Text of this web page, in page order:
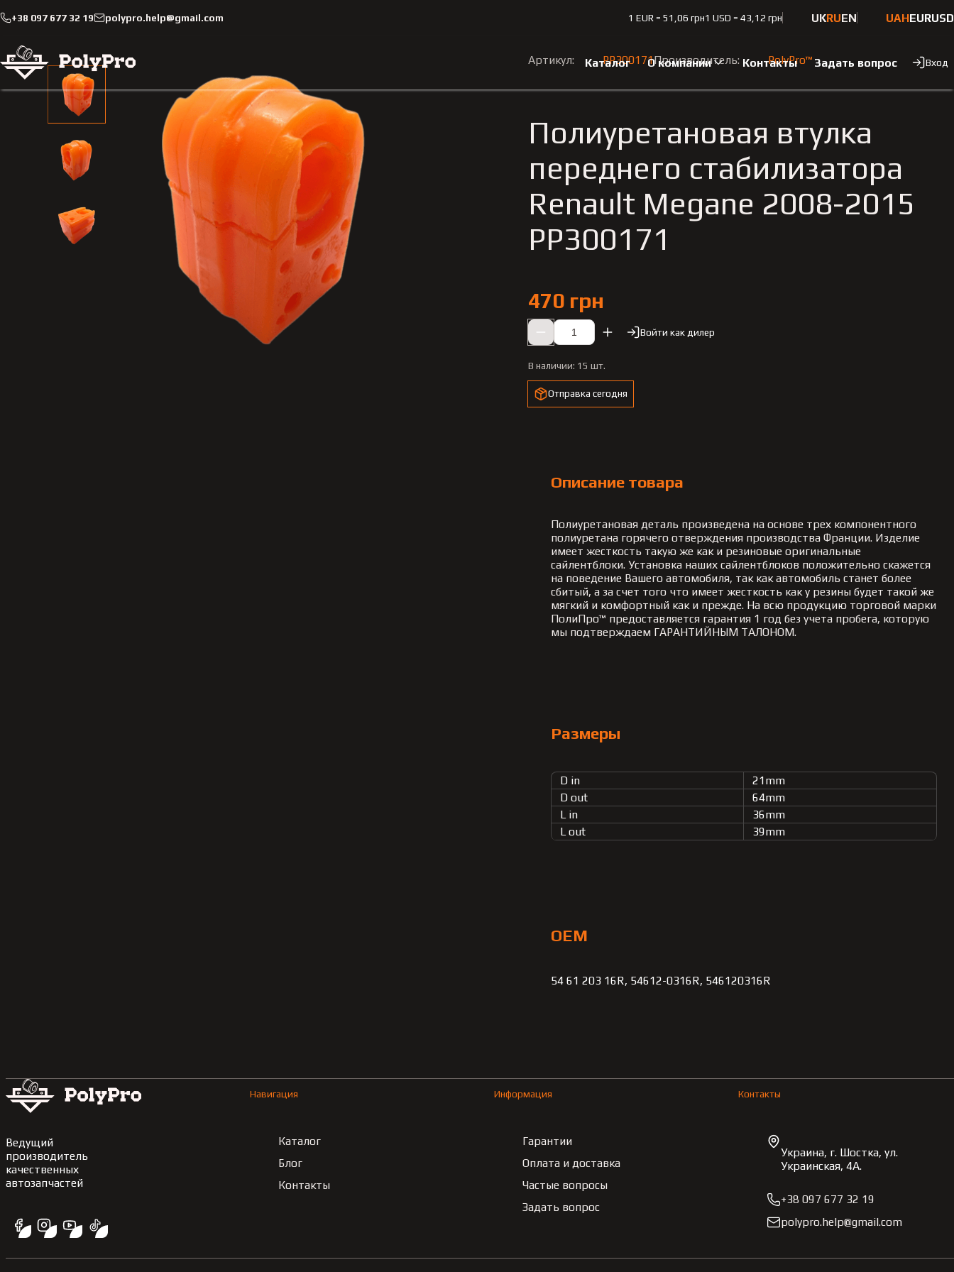
+38 097 677 32 19 polypro.help@gmail.com 1 EUR = 51,06 грн1 USD = 43,12 грн UKRUEN UAHEURUSD
Каталог О компании Контакты Задать вопрос Вход
Каталог Легковые автомобили Renault Полиуретановая втулка переднего стабилизатора Renault Megane 2008-2015
Артикул: PP300171Производитель: PolyPro™
Полиуретановая втулка
переднего стабилизатора
Renault Megane 2008-2015
PP300171
470 грн
Войти как дилер
В наличии: 15 шт.
Отправка сегодня
Описание товара
Полиуретановая деталь произведена на основе трех компонентного
полиуретана горячего отверждения производства Франции. Изделие
имеет жесткость такую же как и резиновые оригинальные
сайлентблоки. Установка наших сайлентблоков положительно скажется
на поведение Вашего автомобиля, так как автомобиль станет более
сбитый, а за счет того что имеет жесткость как у резины будет такой же
мягкий и комфортный как и прежде. На всю продукцию торговой марки
ПолиПро™ предоставляется гарантия 1 год без учета пробега, которую
мы подтверждаем ГАРАНТИЙНЫМ ТАЛОНОМ.
Размеры
D in
21mm
D out
64mm
L in
36mm
L out
39mm
OEM
54 61 203 16R, 54612-0316R, 546120316R
Ведущий
производитель
качественных
автозапчастей
Навигация
Каталог
Блог
Контакты
Информация
Гарантии
Оплата и доставка
Частые вопросы
Задать вопрос
Контакты
Украина, г. Шостка, ул.
Украинская, 4А.
+38 097 677 32 19
polypro.help@gmail.com